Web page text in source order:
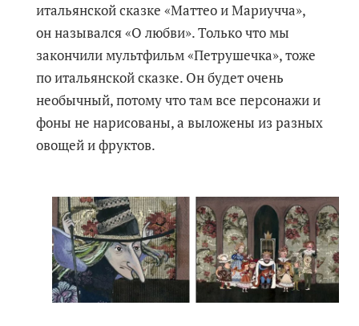
итальянской сказке «Маттео и Мариучча»,
он назывался «О любви». Только что мы
закончили мультфильм «Петрушечка», тоже
по итальянской сказке. Он будет очень
необычный, потому что там все персонажи и
фоны не нарисованы, а выложены из разных
овощей и фруктов.